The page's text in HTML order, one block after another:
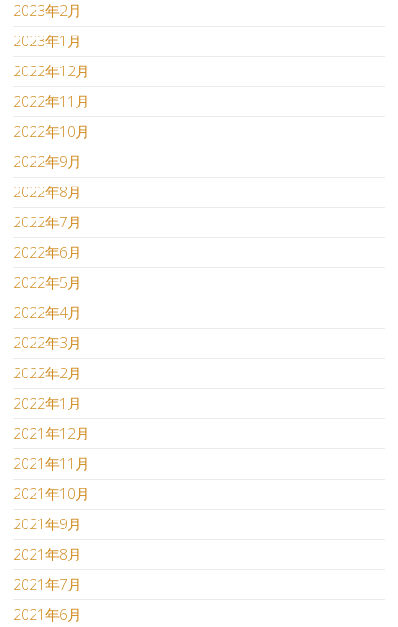
2023年2月
2023年1月
2022年12月
2022年11月
2022年10月
2022年9月
2022年8月
2022年7月
2022年6月
2022年5月
2022年4月
2022年3月
2022年2月
2022年1月
2021年12月
2021年11月
2021年10月
2021年9月
2021年8月
2021年7月
2021年6月